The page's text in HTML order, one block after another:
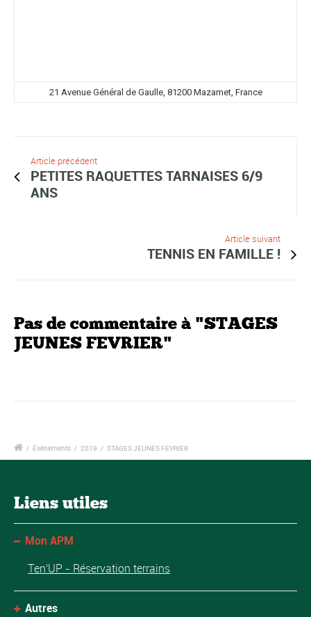
21 Avenue Général de Gaulle, 81200 Mazamet, France
Article précédent
PETITES RAQUETTES TARNAISES 6/9
ANS
Article suivant
TENNIS EN FAMILLE !
Pas de commentaire à "STAGES
JEUNES FEVRIER"
/ Événements / 2019 / STAGES JEUNES FEVRIER
Liens utiles
Mon APM
Ten'UP - Réservation terrains
Autres